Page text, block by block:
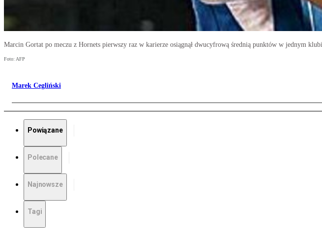
Marcin Gortat po meczu z Hornets pierwszy raz w karierze osiągnął dwucyfrową średnią punktów w jednym
Foto: AFP
Marek Cegliński
Powiązane
Polecane
Najnowsze
Tagi